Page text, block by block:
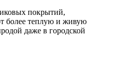
покрытий,
более теплую и живую
даже в городской